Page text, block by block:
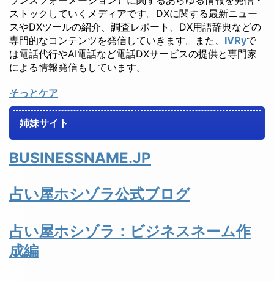
ストックしていくメディアです。DXに関する最新ニュー
スやDXツールの紹介、調査レポート、DX用語辞典などの
専門的なコンテンツを発信していきます。また、 IVRyで
は電話代行やAI電話など電話DXサービスの提供と専門家
による情報発信もしています。
そっとケア
姉妹サイト
BUSINESSNAME.JP
占い屋ホシゾラ公式ブログ
占い屋ホシゾラ：ビジネスネーム作
成編